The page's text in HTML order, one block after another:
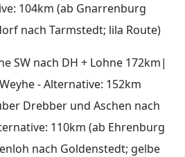
104km (ab Gnarrenburg
nach Tarmstedt; lila Route)
SW nach DH + Lohne 172km|
- Alternative: 152km
Drebber und Aschen nach
110km (ab Ehrenburg
nach Goldenstedt; gelbe